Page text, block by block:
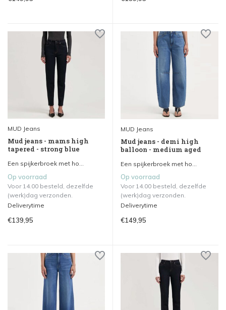
MUD Jeans
Mud jeans - mams high
tapered - strong blue
Een spijkerbroek met ho...
Op voorraad
Voor 14.00 besteld, dezelfde
(werk)dag verzonden.
Deliverytime
€139,95
MUD Jeans
Mud jeans - demi high
balloon - medium aged
Een spijkerbroek met ho...
Op voorraad
Voor 14.00 besteld, dezelfde
(werk)dag verzonden.
Deliverytime
€149,95